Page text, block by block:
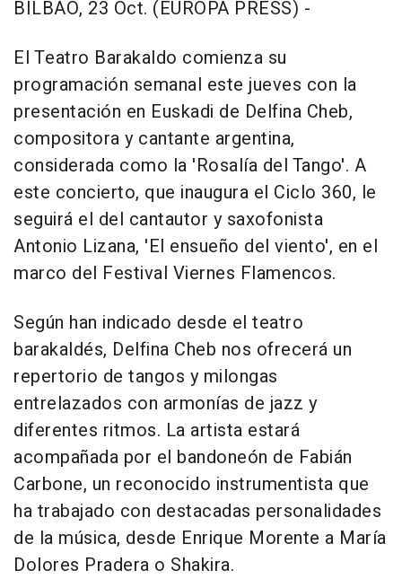
BILBAO, 23 Oct. (EUROPA PRESS) -
El Teatro Barakaldo comienza su
programación semanal este jueves con la
presentación en Euskadi de Delfina Cheb,
compositora y cantante argentina,
considerada como la 'Rosalía del Tango'. A
este concierto, que inaugura el Ciclo 360, le
seguirá el del cantautor y saxofonista
Antonio Lizana, 'El ensueño del viento', en el
marco del Festival Viernes Flamencos.
Según han indicado desde el teatro
barakaldés, Delfina Cheb nos ofrecerá un
repertorio de tangos y milongas
entrelazados con armonías de jazz y
diferentes ritmos. La artista estará
acompañada por el bandoneón de Fabián
Carbone, un reconocido instrumentista que
ha trabajado con destacadas personalidades
de la música, desde Enrique Morente a María
Dolores Pradera o Shakira.